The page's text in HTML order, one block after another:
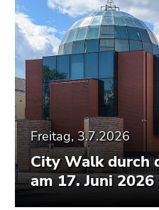
Freitag, 3.7.2026
City Walk durch
am 17. Juni 2026